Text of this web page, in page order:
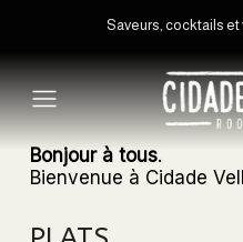
Saveurs, cocktails et
Bonjour à tous.
Bienvenue à Cidade